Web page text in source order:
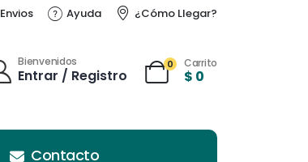
Envios Ayuda ¿Cómo Llegar?
Bienvenidos
Entrar / Registro
0 Carrito
$ 0
Contacto